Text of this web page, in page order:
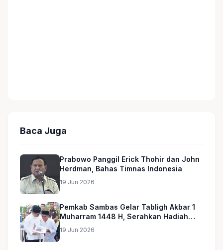
Baca Juga
Prabowo Panggil Erick Thohir dan John
Herdman, Bahas Timnas Indonesia
19 Jun 2026
Pemkab Sambas Gelar Tabligh Akbar 1
Muharram 1448 H, Serahkan Hadiah
Umroh untuk Guru Ngaji dan Imam
19 Jun 2026